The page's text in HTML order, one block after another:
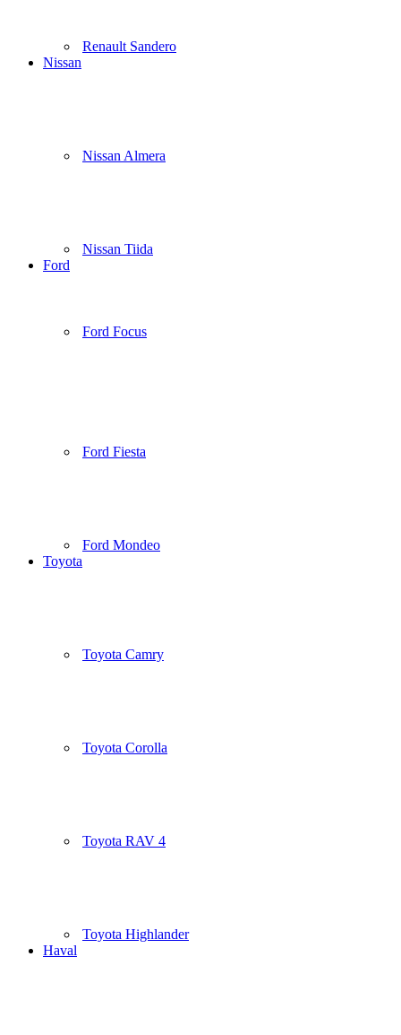
Renault Sandero
Nissan
Nissan Almera
Nissan Tiida
Ford
Ford Focus
Ford Fiesta
Ford Mondeo
Toyota
Toyota Camry
Toyota Corolla
Toyota RAV 4
Toyota Highlander
Haval